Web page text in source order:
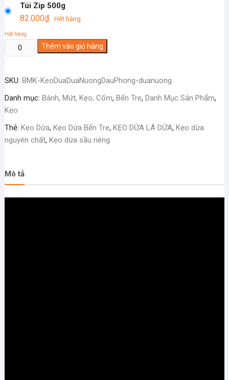
Túi Zip 500g
82.000₫ Hết hàng
Hết hàng
Dừa
Nướng
Đậu
Phộng
lượng
Thêm vào giỏ hàng
SKU: BMK-KeoDuaDuaNuongDauPhong-duanuong
Danh mục: Bánh, Mứt, Kẹo, Cốm, Bến Tre, Danh Mục Sản Phẩm,
Kẹo
Thẻ: Kẹo Dừa, Kẹo Dừa Bến Tre, KẸO DỪA LÁ DỨA, Kẹo dừa
nguyên chất, Kẹo dừa sầu riêng
Mô tả